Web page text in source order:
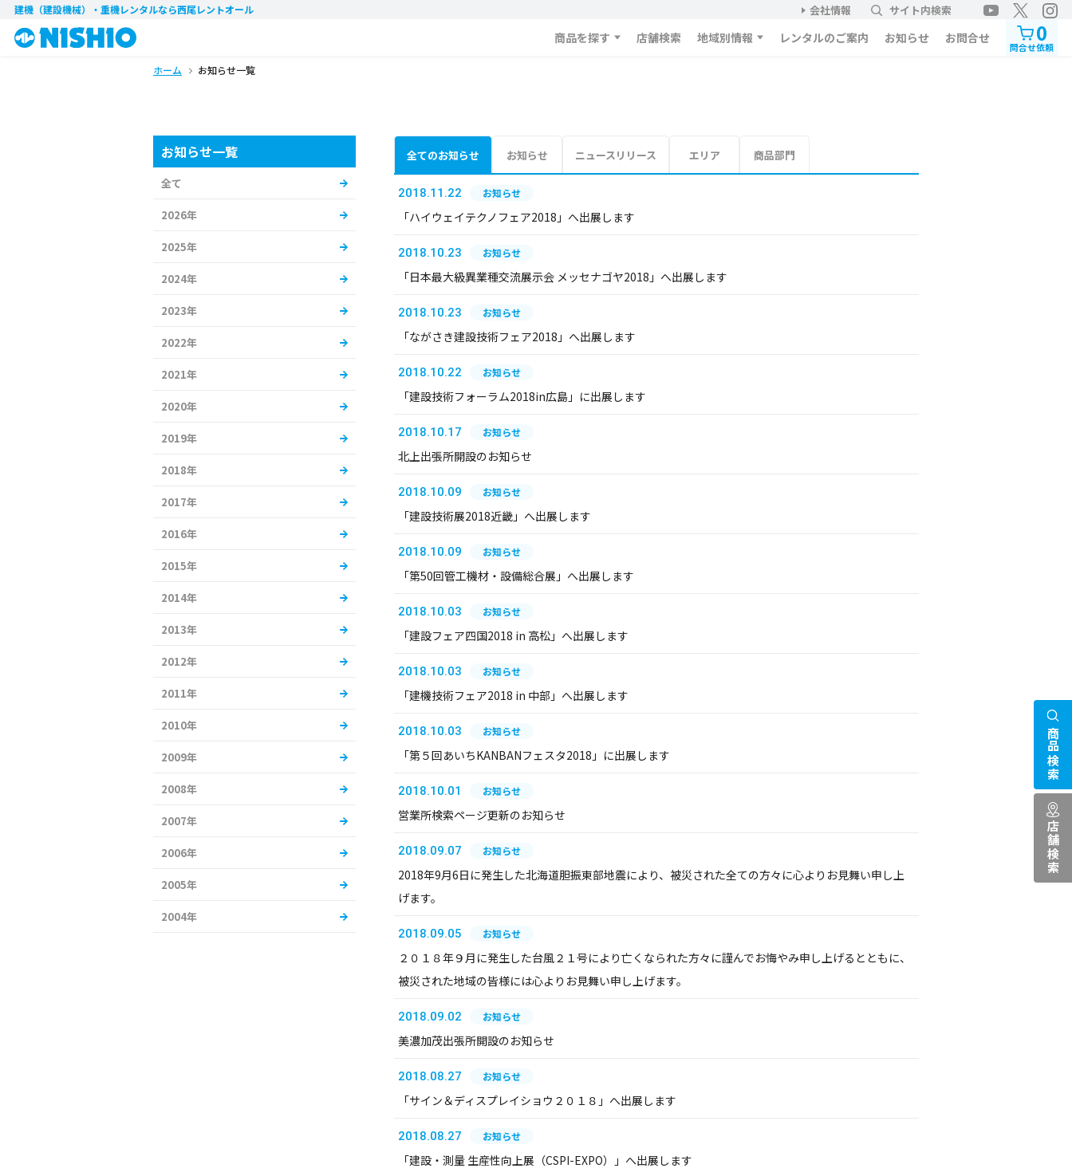
建機（建設機械）・重機レンタルなら西尾レントオール 会社情報 サイト内検索
商品を探す 店舗検索 地域別情報 レンタルのご案内 お知らせ お問合せ 0
問合せ依頼
ホーム お知らせ一覧
全てのお知らせ お知らせ ニュースリリース エリア 商品部門
2018.11.22 お知らせ
「ハイウェイテクノフェア2018」へ出展します
2018.10.23 お知らせ
「日本最大級異業種交流展示会 メッセナゴヤ2018」へ出展します
2018.10.23 お知らせ
「ながさき建設技術フェア2018」へ出展します
2018.10.22 お知らせ
「建設技術フォーラム2018in広島」に出展します
2018.10.17 お知らせ
北上出張所開設のお知らせ
2018.10.09 お知らせ
「建設技術展2018近畿」へ出展します
2018.10.09 お知らせ
「第50回管工機材・設備総合展」へ出展します
2018.10.03 お知らせ
「建設フェア四国2018 in 高松」へ出展します
2018.10.03 お知らせ
「建機技術フェア2018 in 中部」へ出展します
2018.10.03 お知らせ
「第５回あいちKANBANフェスタ2018」に出展します
2018.10.01 お知らせ
営業所検索ページ更新のお知らせ
2018.09.07 お知らせ
2018年9月6日に発生した北海道胆振東部地震により、被災された全ての方々に心よりお見舞い申し上
げます。
2018.09.05 お知らせ
２０１８年９月に発生した台風２１号により亡くなられた方々に謹んでお悔やみ申し上げるとともに、
被災された地域の皆様には心よりお見舞い申し上げます。
2018.09.02 お知らせ
美濃加茂出張所開設のお知らせ
2018.08.27 お知らせ
「サイン＆ディスプレイショウ２０１８」へ出展します
2018.08.27 お知らせ
「建設・測量 生産性向上展（CSPI-EXPO）」へ出展します
お知らせ一覧
全て
2026年
2025年
2024年
2023年
2022年
2021年
2020年
2019年
2018年
2017年
2016年
2015年
2014年
2013年
2012年
2011年
2010年
2009年
2008年
2007年
2006年
2005年
2004年
商品検索
店舗検索